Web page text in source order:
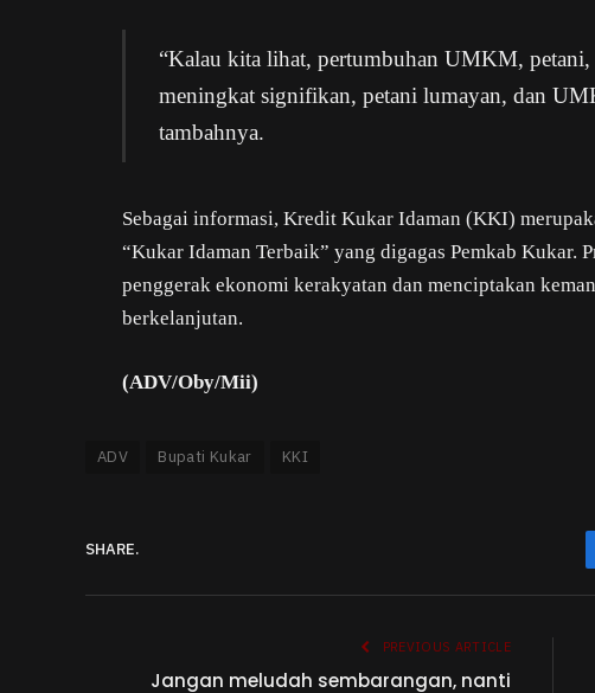
“Kalau kita lihat, pertumbuhan UMKM,
meningkat signifikan, petani lumayan, dan
tambahnya.
Sebagai informasi, Kredit Kukar Idaman (KKI)
“Kukar Idaman Terbaik” yang digagas Pemkab Kukar.
penggerak ekonomi kerakyatan dan menciptakan
berkelanjutan.
(ADV/Oby/Mii)
ADV Bupati Kukar KKI
SHARE.
PREVIOUS ARTICLE
Jangan meludah sembarangan, nanti